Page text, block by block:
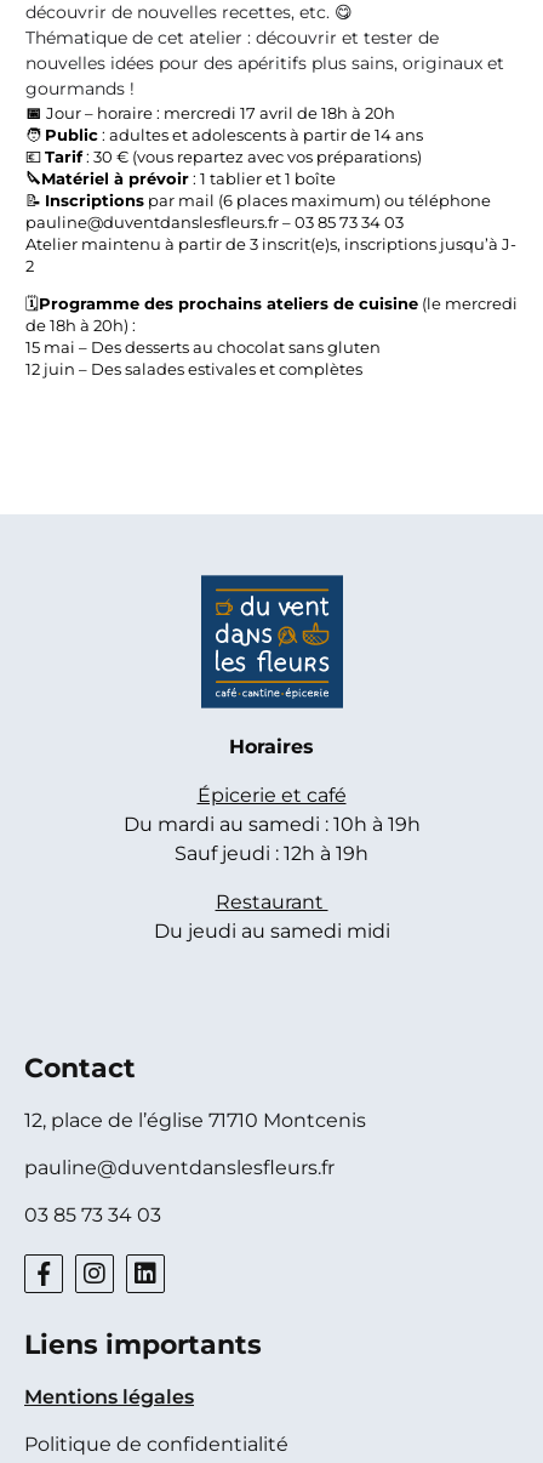
découvrir de nouvelles recettes, etc. 😋
Thématique de cet atelier : découvrir et tester de
nouvelles idées pour des apéritifs plus sains, originaux et
gourmands !
📅 Jour – horaire : mercredi 17 avril de 18h à 20h
🧑 Public: adultes et adolescents à partir de 14 ans
💶Tarif: 30 € (vous repartez avec vos préparations)
🔪Matériel à prévoir: 1 tablier et 1 boîte
📝 Inscriptions par mail (6 places maximum) ou téléphone
pauline@duventdanslesfleurs.fr – 03 85 73 34 03
Atelier maintenu à partir de 3 inscrit(e)s, inscriptions jusqu’à J-
2
🗓️Programme des prochains ateliers de cuisine (le mercredi
de 18h à 20h) :
15 mai – Des desserts au chocolat sans gluten
12 juin – Des salades estivales et complètes
Horaires
Épicerie et café
Du mardi au samedi : 10h à 19h
Sauf jeudi : 12h à 19h
Restaurant
Du jeudi au samedi midi
Contact
12, place de l’église 71710 Montcenis
pauline@duventdanslesfleurs.fr
03 85 73 34 03
Liens importants
Mentions légales
Politique de confidentialité